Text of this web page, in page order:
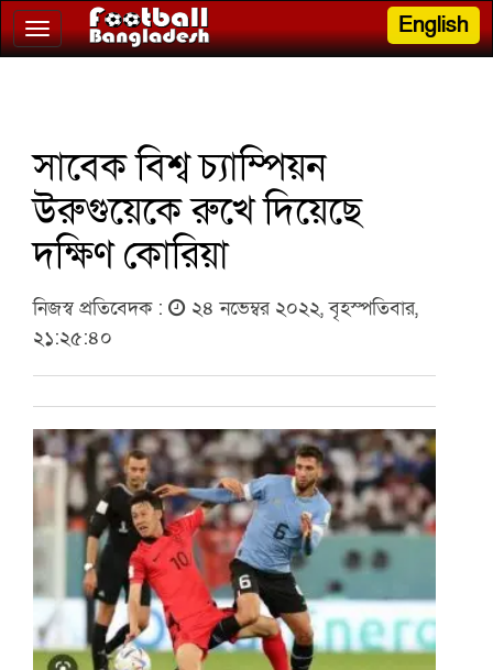
Toggle
navigation
English
সাবেক বিশ্ব চ্যাম্পিয়ন
উরুগুয়েকে রুখে দিয়েছে
দক্ষিণ কোরিয়া
নিজস্ব প্রতিবেদক :
২৪ নভেম্বর ২০২২, বৃহস্পতিবার,
২১:২৫:৪০